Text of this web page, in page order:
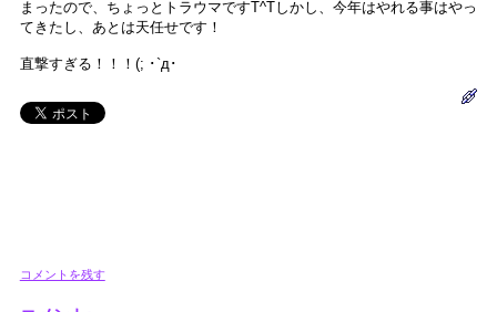
まったので、ちょっとトラウマですT^Tしかし、今年はやれる事はやっ
てきたし、あとは天任せです！
直撃すぎる！！！(; ･`д･
コメントを残す